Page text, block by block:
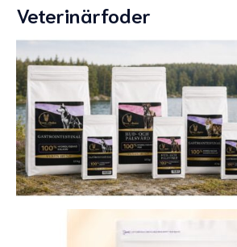
Veterinärfoder